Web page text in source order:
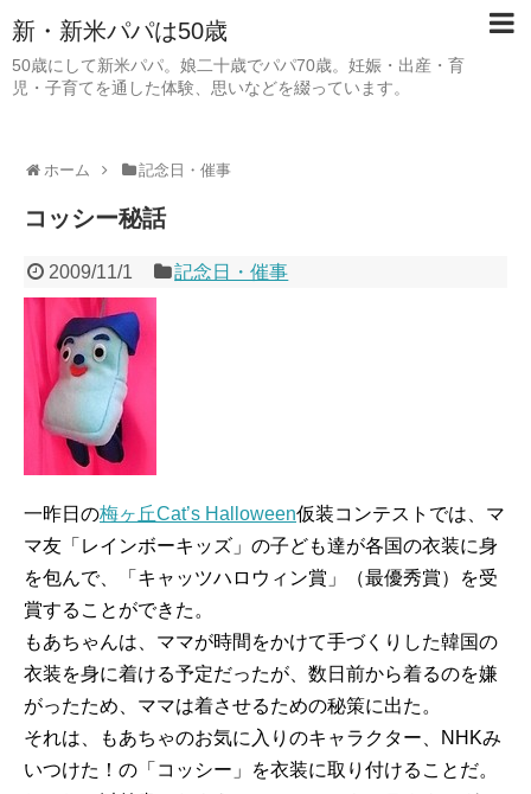
新・新米パパは50歳
50歳にして新米パパ。娘二十歳でパパ70歳。妊娠・出産・育
児・子育てを通した体験、思いなどを綴っています。
ホーム 記念日・催事
コッシー秘話
2009/11/1 記念日・催事
一昨日の梅ヶ丘Cat’s Halloween仮装コンテストでは、マ
マ友「レインボーキッズ」の子ども達が各国の衣装に身
を包んで、「キャッツハロウィン賞」（最優秀賞）を受
賞することができた。
もあちゃんは、ママが時間をかけて手づくりした韓国の
衣装を身に着ける予定だったが、数日前から着るのを嫌
がったため、ママは着させるための秘策に出た。
それは、もあちゃのお気に入りのキャラクター、NHKみ
いつけた！の「コッシー」を衣装に取り付けることだ。